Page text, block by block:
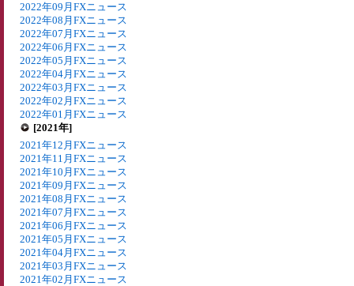
2022年09月FXニュース
2022年08月FXニュース
2022年07月FXニュース
2022年06月FXニュース
2022年05月FXニュース
2022年04月FXニュース
2022年03月FXニュース
2022年02月FXニュース
2022年01月FXニュース
[2021年]
2021年12月FXニュース
2021年11月FXニュース
2021年10月FXニュース
2021年09月FXニュース
2021年08月FXニュース
2021年07月FXニュース
2021年06月FXニュース
2021年05月FXニュース
2021年04月FXニュース
2021年03月FXニュース
2021年02月FXニュース